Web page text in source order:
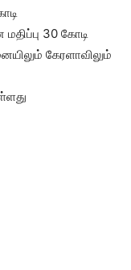
30 கோடி
கேரளாவிலும்